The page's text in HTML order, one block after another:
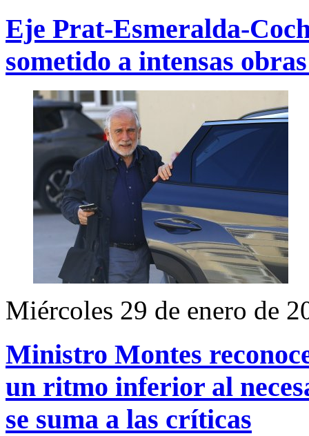
Eje Prat-Esmeralda-
sometido a intensas
Miércoles 29 de enero de
Ministro Montes
un ritmo inferior al
se suma a las críticas